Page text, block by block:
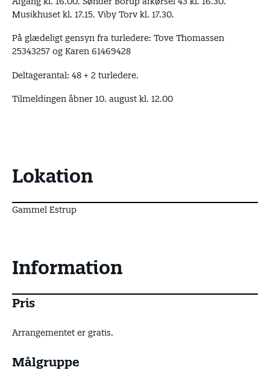
Musikhuset kl. 17.15. Viby Torv kl. 17.30.
På glædeligt gensyn fra turledere: Tove Thomassen
25343257 og Karen 61469428
Deltagerantal: 48 + 2 turledere.
Tilmeldingen åbner 10. august kl. 12.00
Lokation
Gammel Estrup
Information
Pris
Arrangementet er gratis.
Målgruppe